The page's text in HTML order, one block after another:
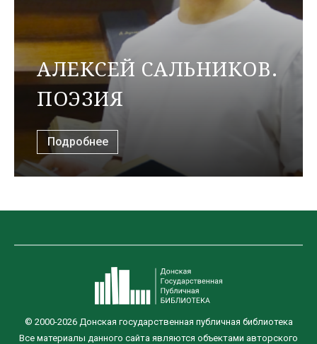
АЛЕКСЕЙ САЛЬНИКОВ.
ПОЭЗИЯ
Подробнее
© 2000-2026 Донская государственная публичная библиотека
Все материалы данного сайта являются объектами авторского